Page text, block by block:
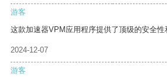
游客
这款加速器VPM应用程序提供了顶级的安全性
2024-12-07
游客